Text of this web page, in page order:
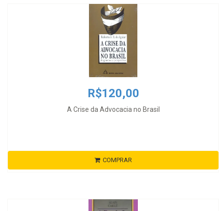
R$120,00
A Crise da Advocacia no Brasil
COMPRAR